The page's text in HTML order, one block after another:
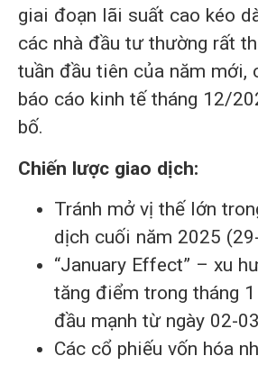
giai đoạn lãi suất cao kéo
các nhà đầu tư thường rất
tuần đầu tiên của năm mới,
báo cáo kinh tế tháng 12/
bố.
Chiến lược giao dịch:
Tránh mở vị thế lớn
dịch cuối năm 2025
“January Effect” – xu
tăng điểm trong tháng
đầu mạnh từ ngày 02-
Các cổ phiếu vốn hóa